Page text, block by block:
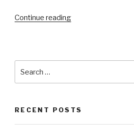
Continue reading“Σαν
Ξενάκης”
for:
RECENT POSTS